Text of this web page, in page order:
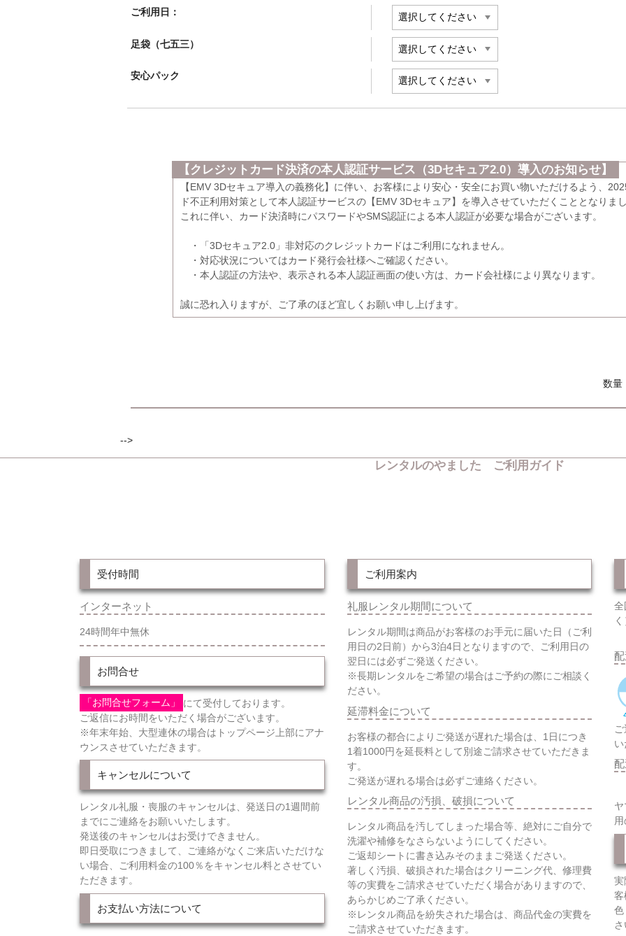
ご利用日：
足袋（七五三）
安心パック
【クレジットカード決済の本人認証サービス（3Dセキュア2.0）導入のお知らせ】
【EMV 3Dセキュア導入の義務化】に伴い、お客様により安心・安全にお買い物いただけるよう、
ド不正利用対策として本人認証サービスの【EMV 3Dセキュア】を導入させていただくこととなりま
これに伴い、カード決済時にパスワードやSMS認証による本人認証が必要な場合がございます。
・「3Dセキュア2.0」非対応のクレジットカードはご利用になれません。
・対応状況についてはカード発行会社様へご確認ください。
・本人認証の方法や、表示される本人認証画面の使い方は、カード会社様により異なります。
誠に恐れ入りますが、ご了承のほど宜しくお願い申し上げます。
数量
-->
レンタルのやました ご利用ガイド
受付時間
インターネット
24時間年中無休
お問合せ
「お問合せフォーム」
にて受付しております。
ご返信にお時間をいただく場合がございます。
※年末年始、大型連休の場合はトップページ上部にアナ
ウンスさせていただきます。
キャンセルについて
レンタル礼服・喪服のキャンセルは、発送日の1週間前
までにご連絡をお願いいたします。
発送後のキャンセルはお受けできません。
即日受取につきまして、ご連絡がなくご来店いただけな
い場合、ご利用料金の100％をキャンセル料とさせてい
ただきます。
お支払い方法について
ご利用案内
礼服レンタル期間について
レンタル期間は商品がお客様のお手元に届いた日（ご利
用日の2日前）から3泊4日となりますので、ご利用日の
翌日には必ずご発送ください。
※長期レンタルをご希望の場合はご予約の際にご相談く
ださい。
延滞料金について
お客様の都合によりご発送が遅れた場合は、1日につき
1着1000円を延長料として別途ご請求させていただきま
す。
ご発送が遅れる場合は必ずご連絡ください。
レンタル商品の汚損、破損について
レンタル商品を汚してしまった場合等、絶対にご自分で
洗濯や補修をなさらないようにしてください。
ご返却シートに書き込みそのままご発送ください。
著しく汚損、破損された場合はクリーニング代、修理費
等の実費をご請求させていただく場合がありますので、
あらかじめご了承ください。
※レンタル商品を紛失された場合は、商品代金の実費を
ご請求させていただきます。
全
実
客
色